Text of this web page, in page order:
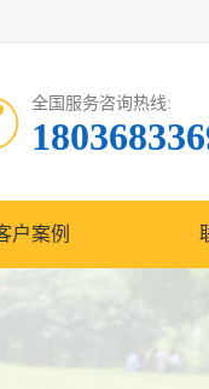
全国服务咨询热线:
户案例